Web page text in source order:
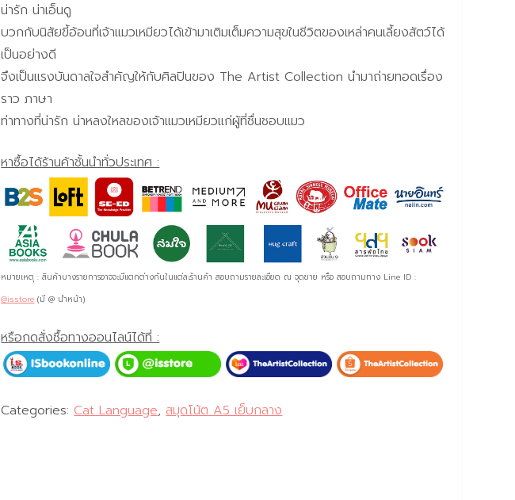
น่ารัก น่าเอ็นดู
บวกกับนิสัยขี้อ้อนที่เจ้าแมวเหมียวได้เข้ามาเติมเต็มความสุขในชีวิตของเหล่าคนเลี้ยงสัตว์ได้
เป็นอย่างดี
จึงเป็นแรงบันดาลใจสำคัญให้กับศิลปินของ The Artist Collection นำมาถ่ายทอดเรื่อง
ราว ภาษา
ท่าทางที่น่ารัก น่าหลงใหลของเจ้าแมวเหมียวแก่ผู้ที่ชื่นชอบแมว
หาซื้อได้ร้านค้าชั้นนำทั่วประเทศ :
หมายเหตุ : สินค้าบางรายการอาจจะมีแตกต่างกันในแต่ละร้านค้า สอบถามรายละเอียด ณ จุดขาย หรือ สอบถามทาง Line ID :
@isstore (มี @ นำหน้า)
หรือกดสั่งซื้อทางออนไลน์ได้ที่ :
Categories: Cat Language, สมุดโน้ต A5 เย็บกลาง